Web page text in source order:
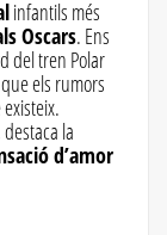
infantils més
Oscars. Ens
del tren Polar
els rumors
la
d’amor